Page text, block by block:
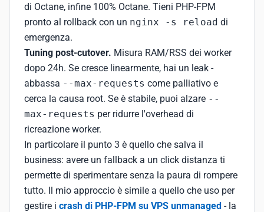
di Octane, infine 100% Octane. Tieni PHP-FPM
pronto al rollback con un nginx -s reload di
emergenza.
Tuning post-cutover. Misura RAM/RSS dei worker
dopo 24h. Se cresce linearmente, hai un leak -
abbassa --max-requests come palliativo e
cerca la causa root. Se è stabile, puoi alzare --
max-requests per ridurre l'overhead di
ricreazione worker.
In particolare il punto 3 è quello che salva il
business: avere un fallback a un click distanza ti
permette di sperimentare senza la paura di rompere
tutto. Il mio approccio è simile a quello che uso per
gestire i crash di PHP-FPM su VPS unmanaged - la